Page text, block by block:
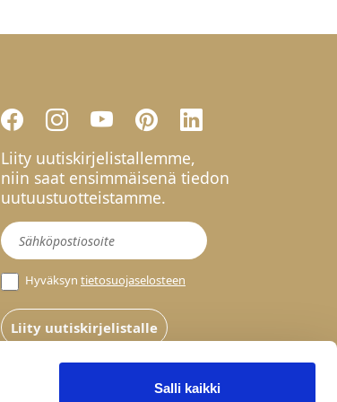
Salli kaikki
Liity uutiskirjelistallemme,
niin saat ensimmäisenä tiedon
uutuustuotteistamme.
Uutiskirje
Hyväksyn tietosuojaselosteen
Liity uutiskirjelistalle